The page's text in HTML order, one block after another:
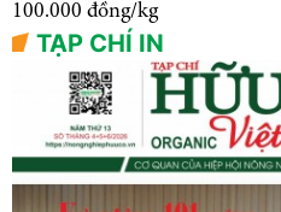
100.000 đồng/kg
TẠP CHÍ IN